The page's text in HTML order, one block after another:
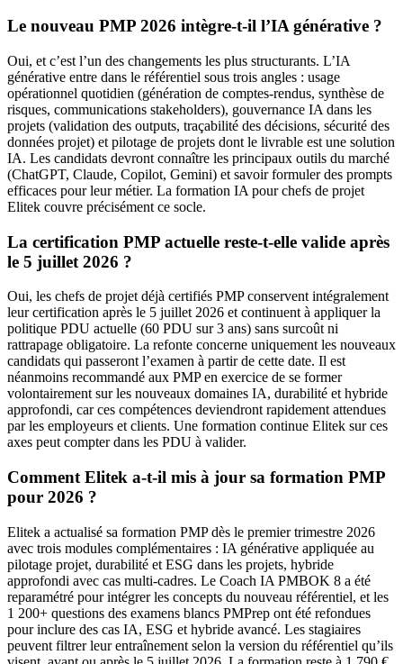
Le nouveau PMP 2026 intègre-t-il l’IA générative ?
Oui, et c’est l’un des changements les plus structurants. L’IA
générative entre dans le référentiel sous trois angles : usage
opérationnel quotidien (génération de comptes-rendus, synthèse de
risques, communications stakeholders), gouvernance IA dans les
projets (validation des outputs, traçabilité des décisions, sécurité des
données projet) et pilotage de projets dont le livrable est une solution
IA. Les candidats devront connaître les principaux outils du marché
(ChatGPT, Claude, Copilot, Gemini) et savoir formuler des prompts
efficaces pour leur métier. La formation IA pour chefs de projet
Elitek couvre précisément ce socle.
La certification PMP actuelle reste-t-elle valide après
le 5 juillet 2026 ?
Oui, les chefs de projet déjà certifiés PMP conservent intégralement
leur certification après le 5 juillet 2026 et continuent à appliquer la
politique PDU actuelle (60 PDU sur 3 ans) sans surcoût ni
rattrapage obligatoire. La refonte concerne uniquement les nouveaux
candidats qui passeront l’examen à partir de cette date. Il est
néanmoins recommandé aux PMP en exercice de se former
volontairement sur les nouveaux domaines IA, durabilité et hybride
approfondi, car ces compétences deviendront rapidement attendues
par les employeurs et clients. Une formation continue Elitek sur ces
axes peut compter dans les PDU à valider.
Comment Elitek a-t-il mis à jour sa formation PMP
pour 2026 ?
Elitek a actualisé sa formation PMP dès le premier trimestre 2026
avec trois modules complémentaires : IA générative appliquée au
pilotage projet, durabilité et ESG dans les projets, hybride
approfondi avec cas multi-cadres. Le Coach IA PMBOK 8 a été
reparamétré pour intégrer les concepts du nouveau référentiel, et les
1 200+ questions des examens blancs PMPrep ont été refondues
pour inclure des cas IA, ESG et hybride avancé. Les stagiaires
peuvent filtrer leur entraînement selon la version du référentiel qu’ils